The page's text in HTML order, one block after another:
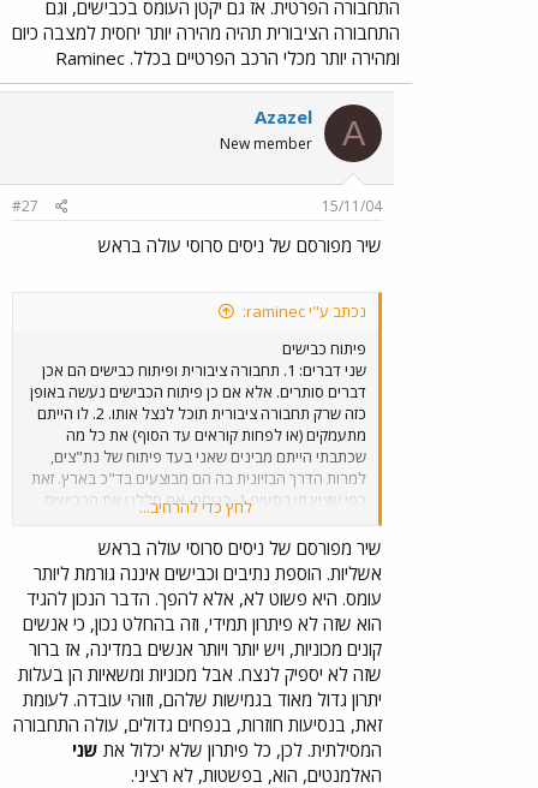
התחבורה הפרטית. אז גם יקטן העומס בכבישים, וגם
התחבורה הציבורית תהיה מהירה יותר יחסית למצבה כיום
ומהירה יותר מכלי הרכב הפרטיים בכלל. Raminec
A
Azazel
New member
15/11/04
#27
שיר מפורסם של ניסים סרוסי עולה בראש
נכתב ע"י raminec:
פיתוח כבישים
שני דברים: 1. תחבורה ציבורית ופיתוח כבישים הם אכן
דברים סותרים. אלא אם כן פיתוח הכבישים נעשה באופן
כזה שרק תחבורה ציבורית תוכל לנצל אותו. 2. לו הייתם
מתעמקים (או לפחות קוראים עד הסוף) את כל מה
שכתבתי הייתם מבינים שאני בעד פיתוח של נת"צים,
למרות הדרך הבזיונית בה הם מבוצעים בד"כ בארץ. זאת
כפי שציינתי בסעיף 1. בנוסף, אם סללנו את הכבישים
שסללנו (וחלקם בהחלט מיותר, אין ספק) אז עדיף לתחזק
את הקיימים וודאי שאין צורך בסלילת נוספים. לכל היותר
וגם זה בספק יש להוסיף נתיבים לכבישים הקיימים. מצד
שני, ידוע לכל מי שמבין משהו בכלל בתחבורה שסלילת
נתיבים נוספים בפרט וכבישים נוספים בכלל, אינה
מביאה לכל הקלה בעומס התנועה אלא אף להחמרתו.
אז למה בכלל יש צורך להוסיף כבישים או נתיביםפשוט
איןהקצו נתיבים קיימים לתחבורה ציבורית וצמצמו את
רגליה (או ליתר דיוק את גלגליה) של התחבורה הפרטית.
אז גם יקטן העומס בכבישים, וגם התחבורה הציבורית
תהיה מהירה יותר יחסית למצבה כיום ומהירה יותר מכלי
הרכב הפרטיים בכלל. Raminec
לחץ כדי להרחיב...
שיר מפורסם של ניסים סרוסי עולה בראש
אשליות. הוספת נתיבים וכבישים איננה גורמת ליותר
עומס. היא פשוט לא, אלא להפך. הדבר הנכון להגיד
הוא שזה לא פיתרון תמידי, וזה בהחלט נכון, כי אנשים
קונים מכוניות, ויש יותר ויותר אנשים במדינה, אז ברור
שזה לא יספיק לנצח. אבל מכוניות ומשאיות הן בעלות
יתרון גדול מאוד בגמישות שלהם, וזוהי עובדה. לעומת
זאת, בנסיעות חוזרות, בנפחים גדולים, עולה התחבורה
המסילתית. לכן, כל פיתרון שלא יכלול את שני
האלמנטים, הוא, בפשטות, לא רציני.